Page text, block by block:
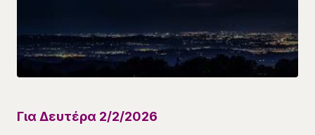
Για Δευτέρα 2/2/2026